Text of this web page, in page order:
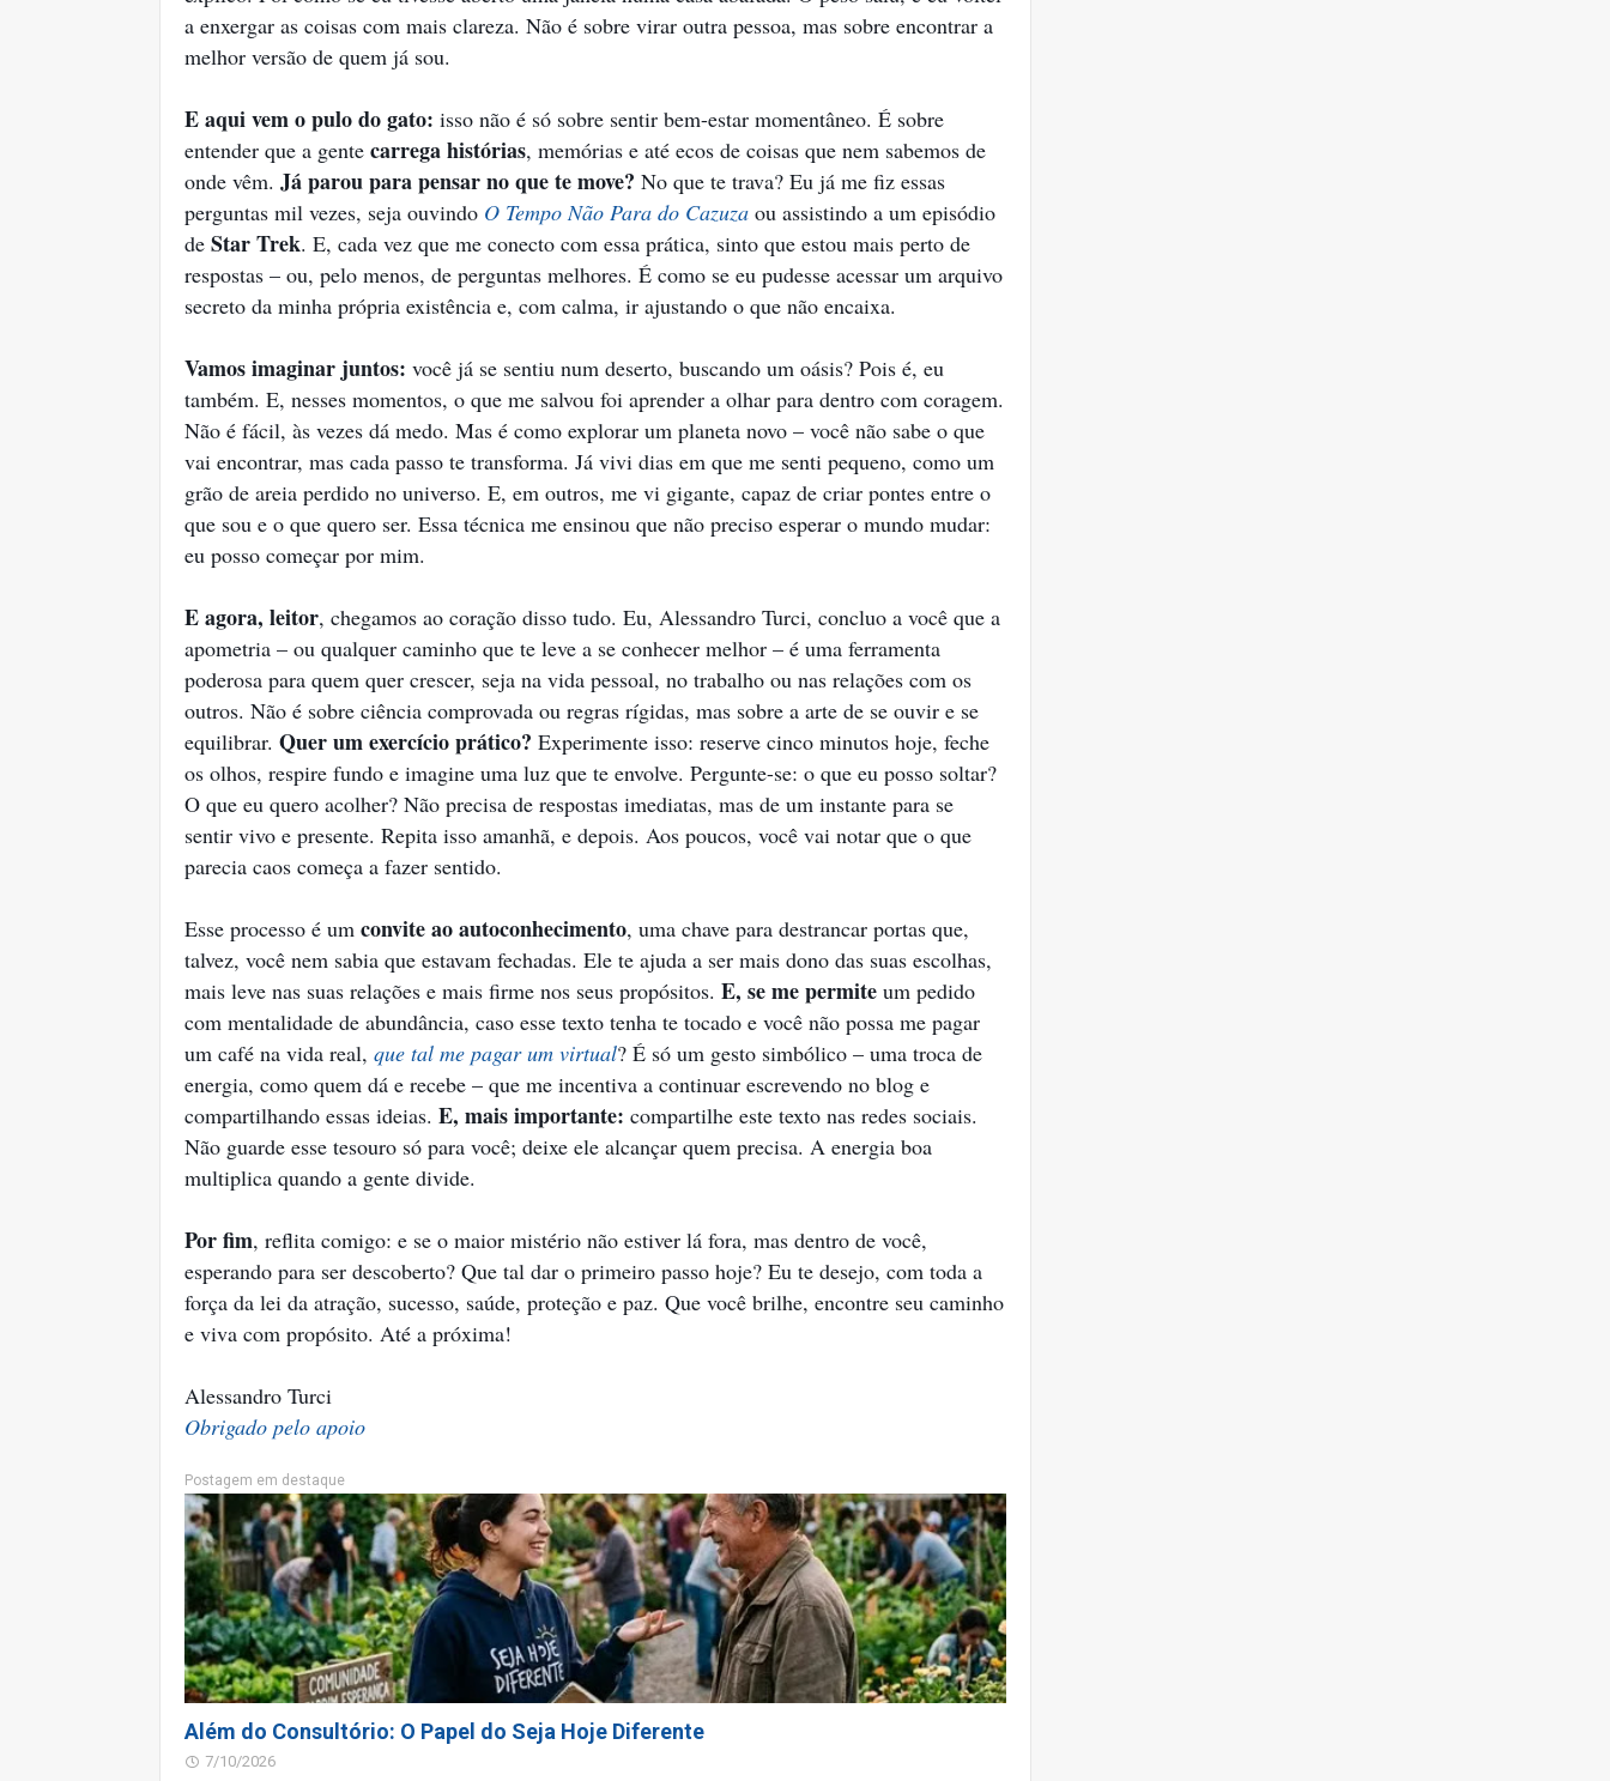
a enxergar as coisas com mais clareza. Não é sobre virar outra pessoa, mas sobre encontrar a
melhor versão de quem já sou.
E aqui vem o pulo do gato: isso não é só sobre sentir bem-estar momentâneo. É sobre
entender que a gente carrega histórias, memórias e até ecos de coisas que nem sabemos de
onde vêm. Já parou para pensar no que te move? No que te trava? Eu já me fiz essas
perguntas mil vezes, seja ouvindo O Tempo Não Para do Cazuza ou assistindo a um episódio
de Star Trek. E, cada vez que me conecto com essa prática, sinto que estou mais perto de
respostas – ou, pelo menos, de perguntas melhores. É como se eu pudesse acessar um arquivo
secreto da minha própria existência e, com calma, ir ajustando o que não encaixa.
Vamos imaginar juntos: você já se sentiu num deserto, buscando um oásis? Pois é, eu
também. E, nesses momentos, o que me salvou foi aprender a olhar para dentro com coragem.
Não é fácil, às vezes dá medo. Mas é como explorar um planeta novo – você não sabe o que
vai encontrar, mas cada passo te transforma. Já vivi dias em que me senti pequeno, como um
grão de areia perdido no universo. E, em outros, me vi gigante, capaz de criar pontes entre o
que sou e o que quero ser. Essa técnica me ensinou que não preciso esperar o mundo mudar:
eu posso começar por mim.
E agora, leitor, chegamos ao coração disso tudo. Eu, Alessandro Turci, concluo a você que a
apometria – ou qualquer caminho que te leve a se conhecer melhor – é uma ferramenta
poderosa para quem quer crescer, seja na vida pessoal, no trabalho ou nas relações com os
outros. Não é sobre ciência comprovada ou regras rígidas, mas sobre a arte de se ouvir e se
equilibrar. Quer um exercício prático? Experimente isso: reserve cinco minutos hoje, feche
os olhos, respire fundo e imagine uma luz que te envolve. Pergunte-se: o que eu posso soltar?
O que eu quero acolher? Não precisa de respostas imediatas, mas de um instante para se
sentir vivo e presente. Repita isso amanhã, e depois. Aos poucos, você vai notar que o que
parecia caos começa a fazer sentido.
Esse processo é um convite ao autoconhecimento, uma chave para destrancar portas que,
talvez, você nem sabia que estavam fechadas. Ele te ajuda a ser mais dono das suas escolhas,
mais leve nas suas relações e mais firme nos seus propósitos. E, se me permite um pedido
com mentalidade de abundância, caso esse texto tenha te tocado e você não possa me pagar
um café na vida real, que tal me pagar um virtual? É só um gesto simbólico – uma troca de
energia, como quem dá e recebe – que me incentiva a continuar escrevendo no blog e
compartilhando essas ideias. E, mais importante: compartilhe este texto nas redes sociais.
Não guarde esse tesouro só para você; deixe ele alcançar quem precisa. A energia boa
multiplica quando a gente divide.
Por fim, reflita comigo: e se o maior mistério não estiver lá fora, mas dentro de você,
esperando para ser descoberto? Que tal dar o primeiro passo hoje? Eu te desejo, com toda a
força da lei da atração, sucesso, saúde, proteção e paz. Que você brilhe, encontre seu caminho
e viva com propósito. Até a próxima!
Alessandro Turci
Obrigado pelo apoio
Postagem em destaque
Além do Consultório: O Papel do Seja Hoje Diferente
7/10/2026